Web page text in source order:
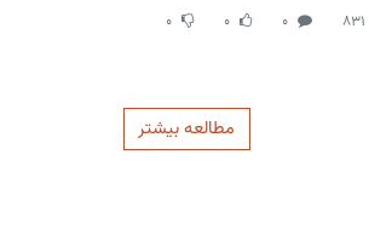
831
0
0
0
مطالعه بیشتر